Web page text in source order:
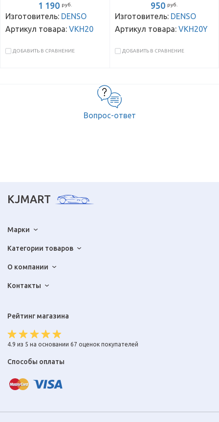
1 190 руб.
Изготовитель: DENSO
Артикул товара: VKH20
ДОБАВИТЬ В СРАВНЕНИЕ
950 руб.
Изготовитель: DENSO
Артикул товара: VKH20Y
ДОБАВИТЬ В СРАВНЕНИЕ
Вопрос-ответ
KJMART
Марки
Категории товаров
О компании
Контакты
Рейтинг магазина
4.9 из 5 на основании 67 оценок покупателей
Способы оплаты